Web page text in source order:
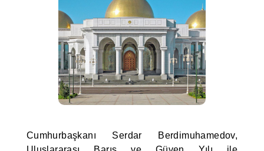
Cumhurbaşkanı Serdar Berdimuhamedov,